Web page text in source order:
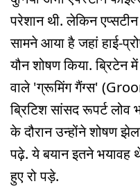
परेशान थी. लेकिन
सामने आया है जहां हाई-
यौन शोषण किया. ब्रिटेन
वाले 'ग्रूमिंग गैंग्स'
ब्रिटिश सांसद रूपर्ट
के दौरान उन्होंने शोषण
पढ़े. ये बयान इतने भयावह
हुए रो पड़े.